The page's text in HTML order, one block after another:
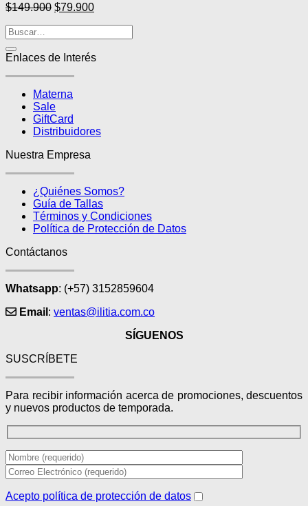
opciones
se
pueden
elegir
en
la
producto
$149.900 El
$149.900.
$79.900El
$79.900.
Enlaces de Interés
Materna
Sale
GiftCard
Distribuidores
Nuestra Empresa
¿Quiénes Somos?
Guía de Tallas
Términos y Condiciones
Política de Protección de Datos
Contáctanos
Whatsapp: (+57) 3152859604
Email : ventas@ilitia.com.co
SÍGUENOS
SUSCRÍBETE
Para recibir información acerca de promociones, descuentos
y nuevos productos de temporada.
Acepto política de protección de datos